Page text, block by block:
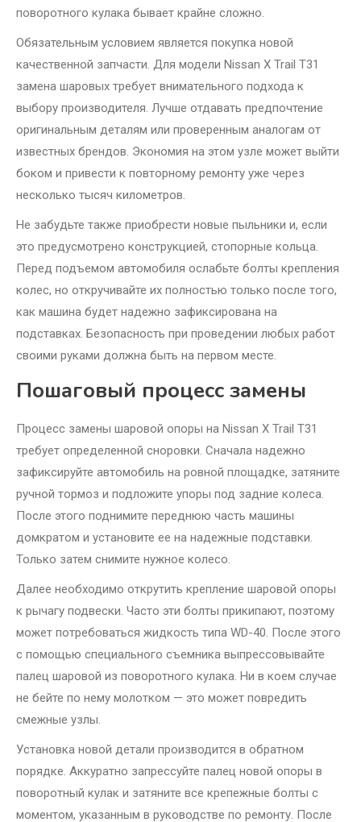
поворотного кулака бывает крайне сложно.
Обязательным условием является покупка новой
качественной запчасти. Для модели Nissan X Trail T31
замена шаровых требует внимательного подхода к
выбору производителя. Лучше отдавать предпочтение
оригинальным деталям или проверенным аналогам от
известных брендов. Экономия на этом узле может выйти
боком и привести к повторному ремонту уже через
несколько тысяч километров.
Не забудьте также приобрести новые пыльники и, если
это предусмотрено конструкцией, стопорные кольца.
Перед подъемом автомобиля ослабьте болты крепления
колес, но откручивайте их полностью только после того,
как машина будет надежно зафиксирована на
подставках. Безопасность при проведении любых работ
своими руками должна быть на первом месте.
Пошаговый процесс замены
Процесс замены шаровой опоры на Nissan X Trail T31
требует определенной сноровки. Сначала надежно
зафиксируйте автомобиль на ровной площадке, затяните
ручной тормоз и подложите упоры под задние колеса.
После этого поднимите переднюю часть машины
домкратом и установите ее на надежные подставки.
Только затем снимите нужное колесо.
Далее необходимо открутить крепление шаровой опоры
к рычагу подвески. Часто эти болты прикипают, поэтому
может потребоваться жидкость типа WD-40. После этого
с помощью специального съемника выпрессовывайте
палец шаровой из поворотного кулака. Ни в коем случае
не бейте по нему молотком — это может повредить
смежные узлы.
Установка новой детали производится в обратном
порядке. Аккуратно запрессуйте палец новой опоры в
поворотный кулак и затяните все крепежные болты с
моментом, указанным в руководстве по ремонту. После